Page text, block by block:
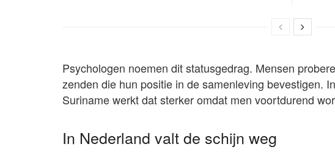
Psychologen noemen dit statusgedrag. Mensen
zenden die hun positie in de samenleving bevestigen.
Suriname werkt dat sterker omdat men voortdurend
In Nederland valt de schijn weg